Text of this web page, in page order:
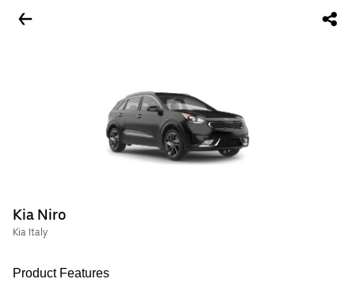
Kia Niro
Kia Italy
Product Features